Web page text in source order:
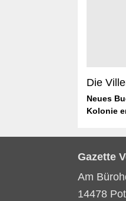
Die
Neues
Kolonie
Gazette
Am
14478